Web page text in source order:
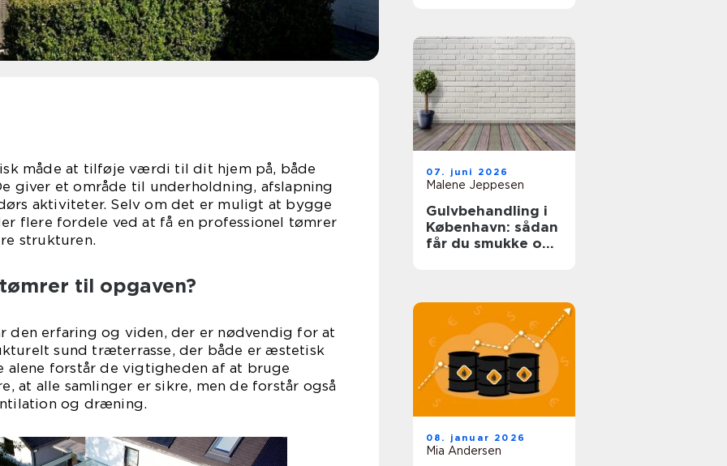
måde at tilføje værdi til dit hjem på, både
giver et område til underholdning, afslapning
aktiviteter. Selv om det er muligt at bygge
flere fordele ved at få en professionel tømrer
strukturen.
til opgaven?
den erfaring og viden, der er nødvendig for at
sund træterrasse, der både er æstetisk
alene forstår de vigtigheden af at bruge
at alle samlinger er sikre, men de forstår også
og dræning.
07. juni 2026
Malene Jeppesen
Gulvbehandling i
København: sådan
får du smukke og
08. januar 2026
Mia Andersen